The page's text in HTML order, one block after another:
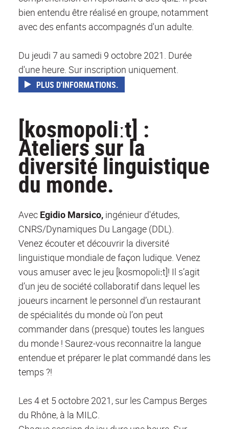
bien entendu être réalisé en groupe, notamment
avec des enfants accompagnés d'un adulte.
Du jeudi 7 au samedi 9 octobre 2021. Durée
d'une heure. Sur inscription uniquement.
PLUS D'INFORMATIONS.
[kosmopoliːt] :
Ateliers sur la
diversité linguistique
du monde.
Avec Egidio Marsico, ingénieur d'études,
CNRS/Dynamiques Du Langage (DDL).
Venez écouter et découvrir la diversité
linguistique mondiale de façon ludique. Venez
vous amuser avec le jeu [kosmopoliːt]! Il s’agit
d’un jeu de société collaboratif dans lequel les
joueurs incarnent le personnel d’un restaurant
de spécialités du monde où l’on peut
commander dans (presque) toutes les langues
du monde ! Saurez-vous reconnaitre la langue
entendue et préparer le plat commandé dans les
temps ?!
Les 4 et 5 octobre 2021, sur les Campus Berges
du Rhône, à la MILC.